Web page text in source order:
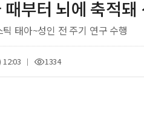
부터 뇌에 축적
태아~성인 전 주기 연구 수행
12:03 1334